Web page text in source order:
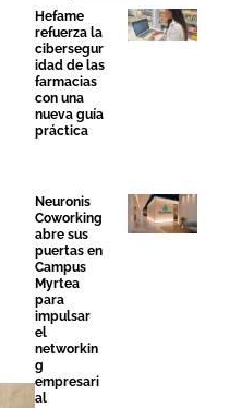
Hefame
refuerza la
cibersegur
idad de las
farmacias
con una
nueva guía
práctica
Neuronis
Coworking
abre sus
puertas en
Campus
Myrtea
para
impulsar
el
networkin
g
empresari
al